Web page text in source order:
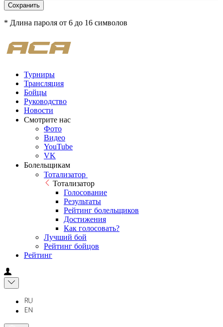
Сохранить
* Длина пароля от 6 до 16 символов
Турниры
Трансляция
Бойцы
Руководство
Новости
Смотрите нас
Фото
Видео
YouTube
VK
Болельщикам
Тотализатор
Тотализатор
Голосование
Результаты
Рейтинг болельщиков
Достижения
Как голосовать?
Лучший бой
Рейтинг бойцов
Рейтинг